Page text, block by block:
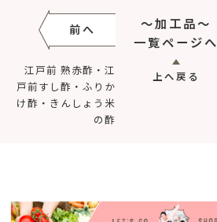
前へ
江戸前 熟赤酢・江
戸前すし酢・ふりか
け酢・きんしょう米
の酢
～加工品～
一覧ページへ
上へ戻る